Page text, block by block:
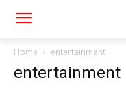
Home entertainment
entertainment